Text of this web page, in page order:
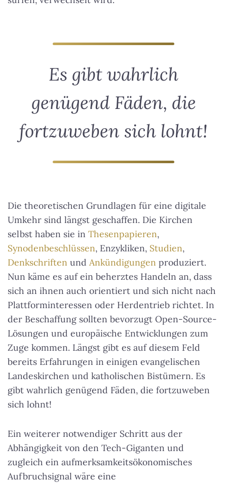
Es gibt wahrlich
genügend Fäden, die
fortzuweben sich lohnt!
Die theoretischen Grundlagen für eine digitale
Umkehr sind längst geschaffen. Die Kirchen
selbst haben sie in Thesenpapieren,
Synodenbeschlüssen, Enzykliken, Studien,
Denkschriften und Ankündigungen produziert.
Nun käme es auf ein beherztes Handeln an, dass
sich an ihnen auch orientiert und sich nicht nach
Plattforminteressen oder Herdentrieb richtet. In
der Beschaffung sollten bevorzugt Open-Source-
Lösungen und europäische Entwicklungen zum
Zuge kommen. Längst gibt es auf diesem Feld
bereits Erfahrungen in einigen evangelischen
Landeskirchen und katholischen Bistümern. Es
gibt wahrlich genügend Fäden, die fortzuweben
sich lohnt!
Ein weiterer notwendiger Schritt aus der
Abhängigkeit von den Tech-Giganten und
zugleich ein aufmerksamkeitsökonomisches
Aufbruchsignal wäre eine